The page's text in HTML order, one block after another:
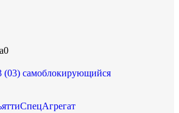
(03) самоблокирующийся